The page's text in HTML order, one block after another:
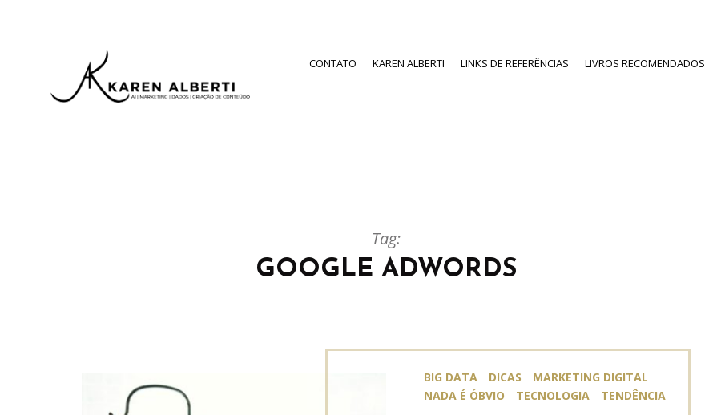
CONTATO KAREN ALBERTI LINKS DE REFERÊNCIAS LIVROS RECOMENDADOS
Tag:
GOOGLE ADWORDS
BIG DATA DICAS
MARKETING DIGITAL
NADA É ÓBVIO
TECNOLOGIA TENDÊNCIA